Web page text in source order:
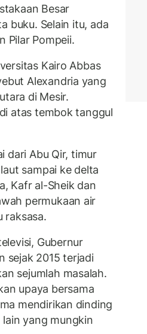
Besar
buku. Selain itu, ada
Pilar Pompeii.
Kairo Abbas
Alexandria yang
di Mesir.
atas tembok tanggul
dari Abu Qir, timur
sampai ke delta
Kafr al-Sheik dan
permukaan air
raksasa.
Gubernur
sejak 2015 terjadi
sejumlah masalah.
upaya bersama
mendirikan dinding
yang mungkin